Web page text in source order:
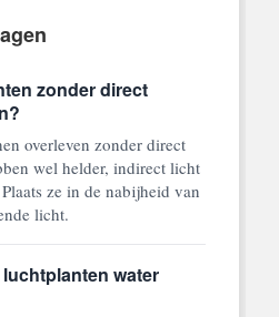
zonder direct
overleven zonder direct
wel helder, indirect licht
ze in de nabijheid van
licht.
water